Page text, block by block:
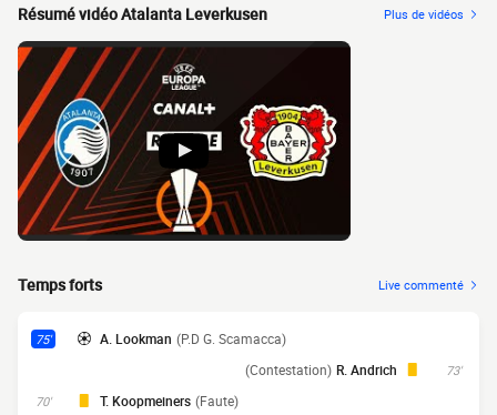
Résumé vidéo Atalanta Leverkusen Plus de vidéos
Temps forts Live commenté
75' A. Lookman (P.D G. Scamacca)
73'
R. Andrich
(Contestation)
70' T. Koopmeiners (Faute)